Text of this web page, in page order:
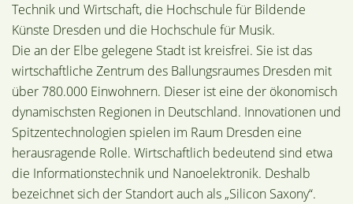
Technik und Wirtschaft, die Hochschule für Bildende
Künste Dresden und die Hochschule für Musik.
Die an der Elbe gelegene Stadt ist kreisfrei. Sie ist das
wirtschaftliche Zentrum des Ballungsraumes Dresden mit
über 780.000 Einwohnern. Dieser ist eine der ökonomisch
dynamischsten Regionen in Deutschland. Innovationen und
Spitzentechnologien spielen im Raum Dresden eine
herausragende Rolle. Wirtschaftlich bedeutend sind etwa
die Informationstechnik und Nanoelektronik. Deshalb
bezeichnet sich der Standort auch als „Silicon Saxony“.